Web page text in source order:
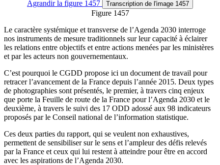
Agrandirla figure 1457 Transcription de l'image 1457
Figure 1457
Le caractère systémique et transverse de l’Agenda 2030 interroge
nos instruments de mesure traditionnels sur leur capacité à éclairer
les relations entre objectifs et entre actions menées par les ministères
et par les acteurs non gouvernementaux.
C’est pourquoi le CGDD propose ici un document de travail pour
retracer l’avancement de la France depuis l’année 2015. Deux types
de photographies sont présentés, le premier, à travers cinq enjeux
que porte la Feuille de route de la France pour l’Agenda 2030 et le
deuxième, à travers le suivi des 17 ODD adossé aux 98 indicateurs
proposés par le Conseil national de l’information statistique.
Ces deux parties du rapport, qui se veulent non exhaustives,
permettent de sensibiliser sur le sens et l’ampleur des défis relevés
par la France et ceux qui lui restent à atteindre pour être en accord
avec les aspirations de l’Agenda 2030.